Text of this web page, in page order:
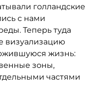
голландские
с нами
Теперь туда
визуализацию
жизнь:
зоны,
частями